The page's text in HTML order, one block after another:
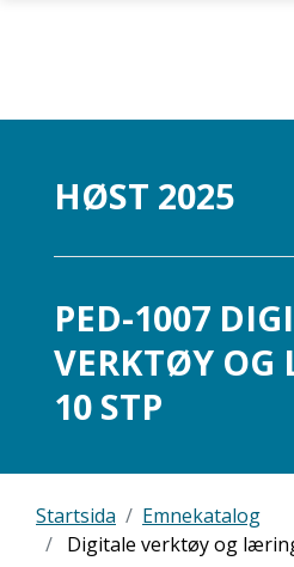
HØST 2025
PED-1007
VERKTØY OG
10 STP
Startsida
Emnekatalog
Digitale verktøy og